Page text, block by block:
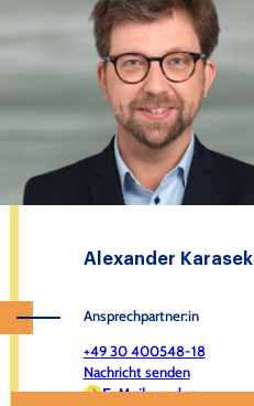
Alexander Karasek
Ansprechpartner:in
+49 30 400548-18
Nachricht senden
E-Mail senden